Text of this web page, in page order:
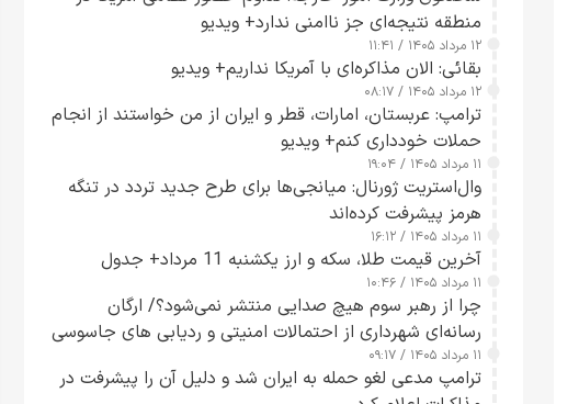
منطقه نتیجه‌ای جز ناامنی ندارد+ ویدیو
۱۲ مرداد ۱۴۰۵ / ۱۱:۴۱
بقائی: الان مذاکره‌ای با آمریکا نداریم+ ویدیو
۱۲ مرداد ۱۴۰۵ / ۰۸:۱۷
ترامپ: عربستان، امارات، قطر و ایران از من خواستند از انجام
حملات خودداری کنم+ ویدیو
۱۱ مرداد ۱۴۰۵ / ۱۹:۰۴
وال‌استریت ژورنال: میانجی‌ها برای طرح جدید تردد در تنگه
هرمز پیشرفت کرده‌اند
۱۱ مرداد ۱۴۰۵ / ۱۶:۱۲
آخرین قیمت طلا، سکه و ارز یکشنبه 11 مرداد+ جدول
۱۱ مرداد ۱۴۰۵ / ۱۰:۴۶
چرا از رهبر سوم هیچ صدایی منتشر نمی‌شود؟/ ارگان
رسانه‌ای شهرداری از احتمالات امنیتی و ردیابی های جاسوسی
گفت
۱۱ مرداد ۱۴۰۵ / ۰۹:۱۷
ترامپ مدعی لغو حمله به ایران شد و دلیل آن را پیشرفت در